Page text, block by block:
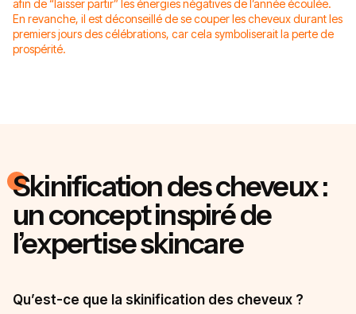
afin de “laisser partir” les énergies négatives de l’année écoulée.
En revanche, il est déconseillé de se couper les cheveux durant les
premiers jours des célébrations, car cela symboliserait la perte de
prospérité.
Skinification des cheveux :
un concept inspiré de
l’expertise skincare
Qu’est-ce que la skinification des cheveux ?